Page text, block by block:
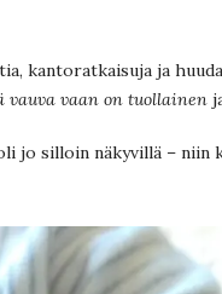
kantoratkaisuja ja
vauva vaan on tuollainen
jo silloin näkyvillä – niin